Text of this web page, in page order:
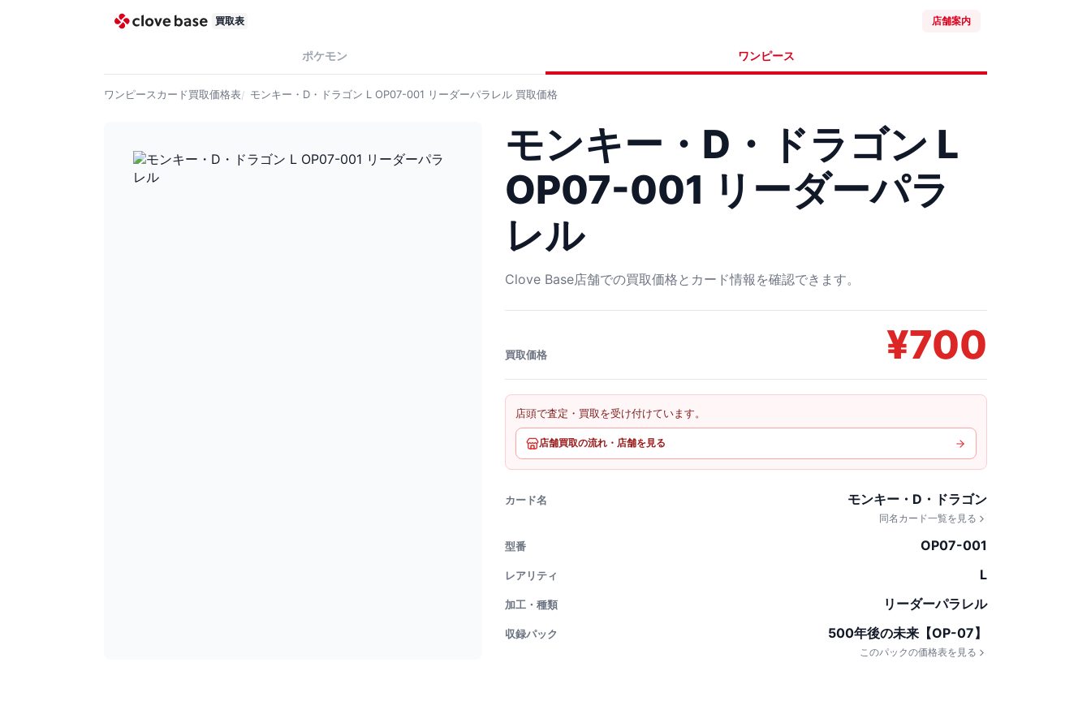
買取表 店舗案内
ポケモン ワンピース
ワンピースカード買取価格表 モンキー・D・ドラゴン L OP07-001 リーダーパラレル 買取価格
モンキー・D・ドラゴン L
OP07-001 リーダーパラ
レル
Clove Base店舗での買取価格とカード情報を確認できます。
買取価格 ¥700
店頭で査定・買取を受け付けています。
店舗買取の流れ・店舗を見る
カード名 モンキー・D・ドラゴン
同名カード一覧を見る
型番 OP07-001
レアリティ L
加工・種類 リーダーパラレル
収録パック 500年後の未来【OP-07】
このパックの価格表を見る